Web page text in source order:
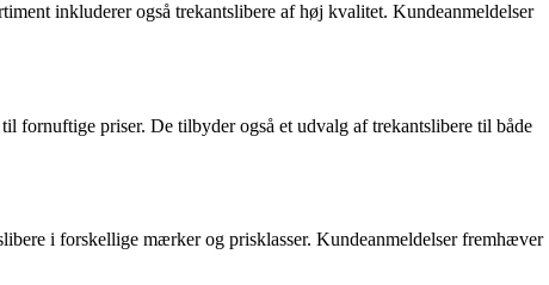
inkluderer også trekantslibere af høj kvalitet. Kundeanmeldelser
fornuftige priser. De tilbyder også et udvalg af trekantslibere til både
i forskellige mærker og prisklasser. Kundeanmeldelser fremhæver